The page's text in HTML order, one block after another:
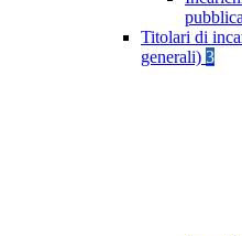
Titolari di
generali) 3